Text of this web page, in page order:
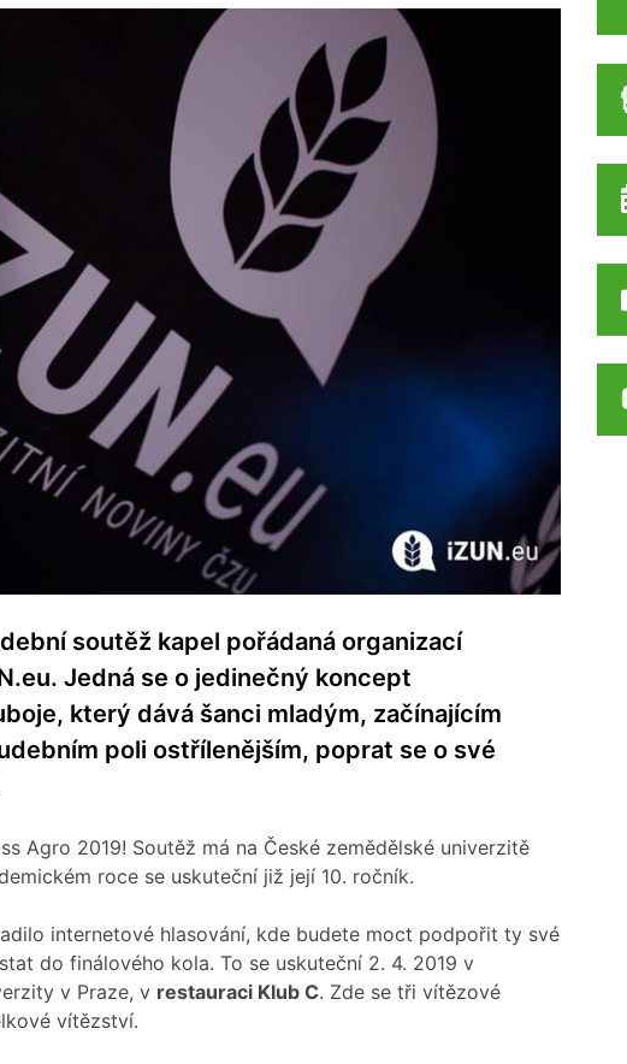
soutěž kapel pořádaná organizací
Jedná se o jedinečný koncept
který dává šanci mladým, začínajícím
poli ostřílenějším, poprat se o své
Agro 2019! Soutěž má na České zemědělské univerzitě
roce se uskuteční již její 10. ročník.
internetové hlasování, kde budete moct podpořit ty své
do finálového kola. To se uskuteční 2. 4. 2019 v
v Praze, v restauraci Klub C. Zde se tři vítězové
vítězství.